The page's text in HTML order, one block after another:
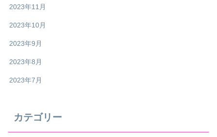
2023年11月
2023年10月
2023年9月
2023年8月
2023年7月
カテゴリー